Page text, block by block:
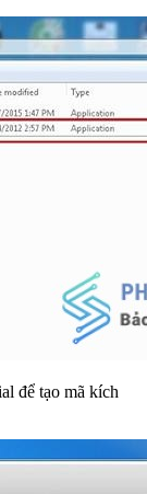
để tạo mã kích